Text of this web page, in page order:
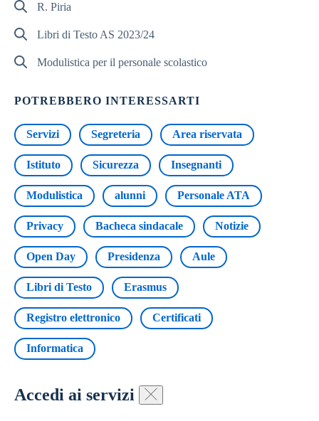
R. Piria
Libri di Testo AS 2023/24
Modulistica per il personale scolastico
POTREBBERO INTERESSARTI
Servizi Segreteria Area riservata
Istituto Sicurezza Insegnanti
Modulistica alunni Personale ATA
Privacy Bacheca sindacale Notizie
Open Day Presidenza Aule
Libri di Testo Erasmus
Registro elettronico Certificati
Informatica
Accedi ai servizi